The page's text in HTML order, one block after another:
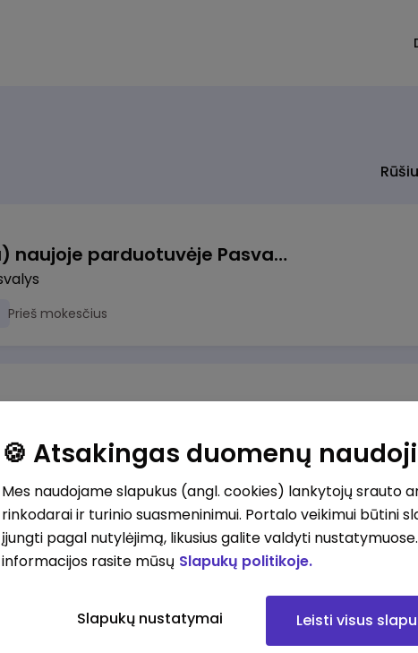
Pardavėjas (-a) naujoje parduotuvėje Pasvalyje (PAPILDOMAS 600€ PRIEDAS)
Prieš mokesčius
Krovėjas (-a) Ringauduose (galimybė dirbti nepilnu etatu)
Prieš mokesčius
🍪 Atsakingas duomenų
Mes naudojame slapukus (angl. cookies) lankytojų srauto
rinkodarai ir turinio suasmeninimui. Portalo veikimui būtini
įjungti pagal nutylėjimą, likusius galite valdyti
informacijos rasite mūsų Slapukų politikoje.
Slapukų nustatymai Leisti visus